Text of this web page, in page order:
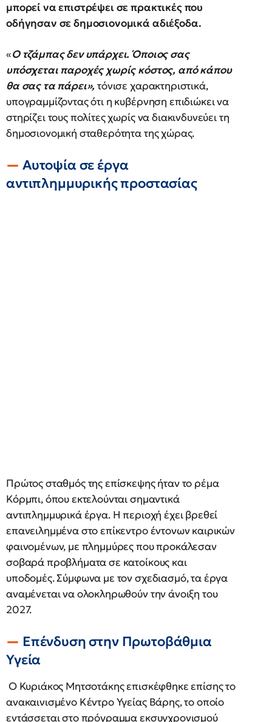
μπορεί να επιστρέψει σε πρακτικές που
οδήγησαν σε δημοσιονομικά αδιέξοδα.
«Ο τζάμπας δεν υπάρχει. Όποιος σας
υπόσχεται παροχές χωρίς κόστος, από κάπου
θα σας τα πάρει», τόνισε χαρακτηριστικά,
υπογραμμίζοντας ότι η κυβέρνηση επιδιώκει να
στηρίζει τους πολίτες χωρίς να διακινδυνεύει τη
δημοσιονομική σταθερότητα της χώρας.
Αυτοψία σε έργα
αντιπλημμυρικής προστασίας
Πρώτος σταθμός της επίσκεψης ήταν το ρέμα
Κόρμπι, όπου εκτελούνται σημαντικά
αντιπλημμυρικά έργα. Η περιοχή έχει βρεθεί
επανειλημμένα στο επίκεντρο έντονων καιρικών
φαινομένων, με πλημμύρες που προκάλεσαν
σοβαρά προβλήματα σε κατοίκους και
υποδομές. Σύμφωνα με τον σχεδιασμό, τα έργα
αναμένεται να ολοκληρωθούν την άνοιξη του
2027.
Επένδυση στην Πρωτοβάθμια
Υγεία
Ο Κυριάκος Μητσοτάκης επισκέφθηκε επίσης το
ανακαινισμένο Κέντρο Υγείας Βάρης, το οποίο
εντάσσεται στο πρόγραμμα εκσυγχρονισμού